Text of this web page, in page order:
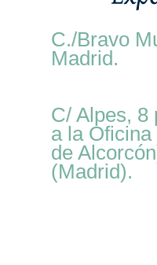
C./Bravo
Madrid.
C/ Alpes, 8
a la
de
(Madrid).